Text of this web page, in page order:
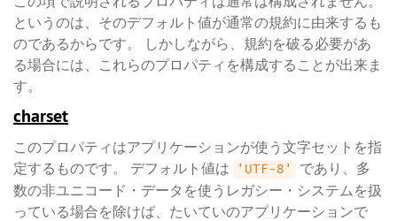
というのは、そのデフォルト値が通常の規約に由来するも
のであるからです。 しかしながら、規約を破る必要があ
る場合には、これらのプロパティを構成することが出来ま
す。
charset
このプロパティはアプリケーションが使う文字セットを指
定するものです。 デフォルト値は
'UTF-8'
であり、多
数の非ユニコード・データを使うレガシー・システムを扱
っている場合を除けば、たいていのアプリケーションで